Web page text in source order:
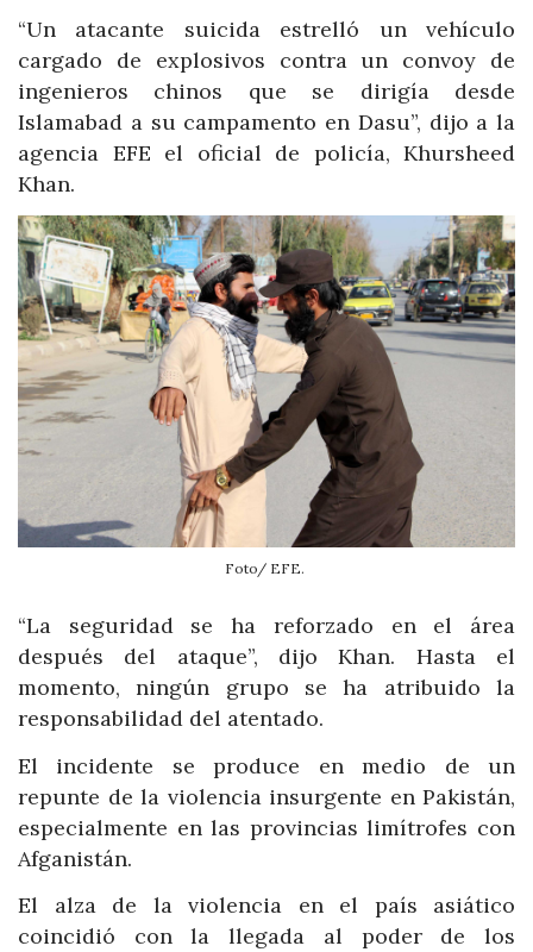
“Un atacante suicida estrelló un vehículo
cargado de explosivos contra un convoy de
ingenieros chinos que se dirigía desde
Islamabad a su campamento en Dasu”, dijo a la
agencia EFE el oficial de policía, Khursheed
Khan.
Foto/ EFE.
“La seguridad se ha reforzado en el área
después del ataque”, dijo Khan. Hasta el
momento, ningún grupo se ha atribuido la
responsabilidad del atentado.
El incidente se produce en medio de un
repunte de la violencia insurgente en Pakistán,
especialmente en las provincias limítrofes con
Afganistán.
El alza de la violencia en el país asiático
coincidió con la llegada al poder de los